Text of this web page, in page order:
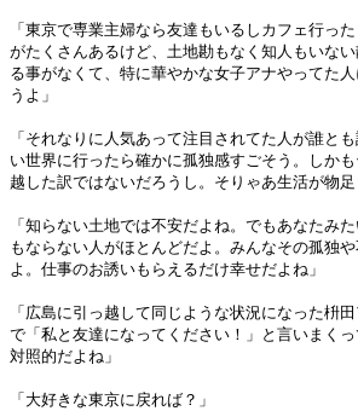
「東京で専業主婦なら友達もいるしカフェ行っ
がたくさんあるけど、土地勘もなく知人もいな
る事がなくて、特に華やかな女子アナやってた
うよ」
「それなりに人気あって注目されてた人が誰と
い世界に行ったら確かに孤独感すごそう。しか
越した訳ではないだろうし。そりゃあ生活が物足
「知らない土地では不安だよね。でもあなたみ
もならない人がほとんどだよ。みんなその孤独
よ。仕事のお誘いもらえるだけ幸せだよね」
「広島に引っ越して同じような状況になった枡
で「私と友達になってください！」と言いまく
対照的だよね」
「大好きな東京に戻れば？」